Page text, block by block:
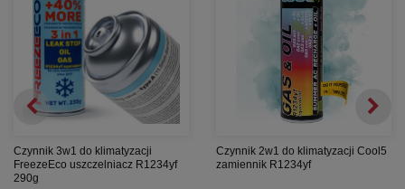
Czynnik 3w1 do klimatyzacji
FreezeEco uszczelniacz R1234yf
290g
Czynnik 2w1 do klimatyzacji Cool5
zamiennik R1234yf